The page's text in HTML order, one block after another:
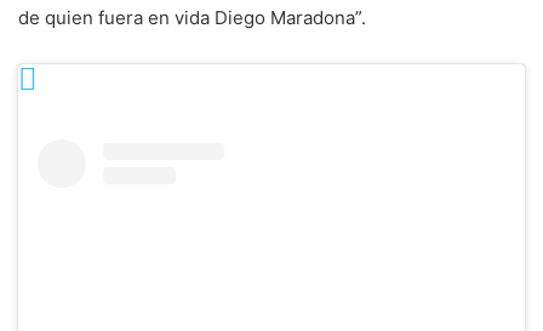
de quien fuera en vida Diego Maradona”.